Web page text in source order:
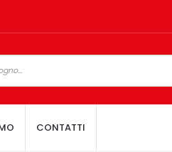
CONTATTI